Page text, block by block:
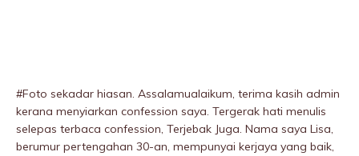
#Foto sekadar hiasan. Assalamualaikum, terima kasih admin
kerana menyiarkan confession saya. Tergerak hati menulis
selepas terbaca confession, Terjebak Juga. Nama saya Lisa,
berumur pertengahan 30-an, mempunyai kerjaya yang baik,